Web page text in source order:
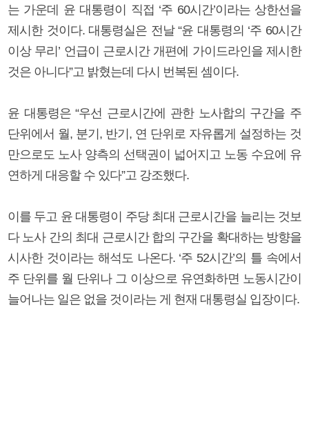
는 가운데 윤 대통령이 직접 ‘주 60시간’이라는 상한선을
제시한 것이다. 대통령실은 전날 “윤 대통령의 ‘주 60시간
이상 무리’ 언급이 근로시간 개편에 가이드라인을 제시한
것은 아니다”고 밝혔는데 다시 번복된 셈이다.
윤 대통령은 “우선 근로시간에 관한 노사합의 구간을 주
단위에서 월, 분기, 반기, 연 단위로 자유롭게 설정하는 것
만으로도 노사 양측의 선택권이 넓어지고 노동 수요에 유
연하게 대응할 수 있다”고 강조했다.
이를 두고 윤 대통령이 주당 최대 근로시간을 늘리는 것보
다 노사 간의 최대 근로시간 합의 구간을 확대하는 방향을
시사한 것이라는 해석도 나온다. ‘주 52시간’의 틀 속에서
주 단위를 월 단위나 그 이상으로 유연화하면 노동시간이
늘어나는 일은 없을 것이라는 게 현재 대통령실 입장이다.